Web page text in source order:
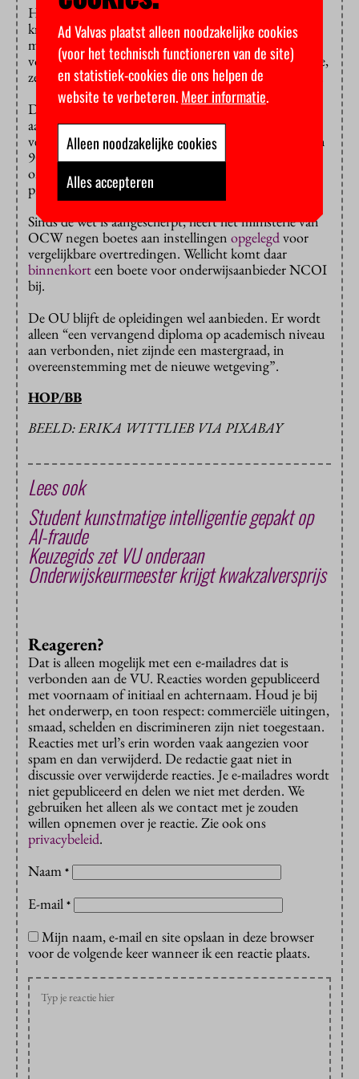
Hoe dat gaat gebeuren, moet nog blijken. Misschien
krijgen de gedupeerden een schadevergoeding,
misschien kunnen ze gratis een andere opleiding
volgen. Ze hebben vast niet allemaal dezelfde behoefte,
zegt een woordvoerder, dus het zal maatwerk worden.
De minister van Onderwijs kan een boete opleggen
aan onderwijsaanbieders die ten onrechte graden
verlenen of in het vooruitzicht stellen. Zo’n boete kan
900 duizend eurobedragen. Bij grote
onderwijsaanbieders kan het zelfs nog meer zijn: 10
procent van de omzet.
Sinds de wet is aangescherpt, heeft het ministerie van
OCW negen boetes aan instellingen opgelegdvoor
vergelijkbare overtredingen. Wellicht komt daar
binnenkorteen boete voor onderwijsaanbieder NCOI
bij.
De OU blijft de opleidingen wel aanbieden. Er wordt
alleen “een vervangend diploma op academisch niveau
aan verbonden, niet zijnde een mastergraad, in
overeenstemming met de nieuwe wetgeving”.
HOP/BB
BEELD: ERIKA WITTLIEB VIA PIXABAY
Lees ook
Student kunstmatige intelligentie gepakt op
AI-fraude
Keuzegids zet VU onderaan
Onderwijskeurmeester krijgt kwakzalversprijs
Reageren?
Dat is alleen mogelijk met een e-mailadres dat is
verbonden aan de VU. Reacties worden gepubliceerd
met voornaam of initiaal en achternaam. Houd je bij
het onderwerp, en toon respect: commerciële uitingen,
smaad, schelden en discrimineren zijn niet toegestaan.
Reacties met url’s erin worden vaak aangezien voor
spam en dan verwijderd. De redactie gaat niet in
discussie over verwijderde reacties. Je e-mailadres wordt
niet gepubliceerd en delen we niet met derden. We
gebruiken het alleen als we contact met je zouden
willen opnemen over je reactie. Zie ook ons
privacybeleid.
Naam *
E-mail *
Mijn naam, e-mail en site opslaan in deze browser
voor de volgende keer wanneer ik een reactie plaats.
Ad Valvas plaatst alleen noodzakelijke cookies
(voor het technisch functioneren van de site)
en statistiek-cookies die ons helpen de
website te verbeteren.Meer informatie.
Alleen noodzakelijke cookies
Alles accepteren